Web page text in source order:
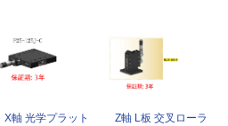
X軸 光学プラット
Z軸 L板 交叉ローラ